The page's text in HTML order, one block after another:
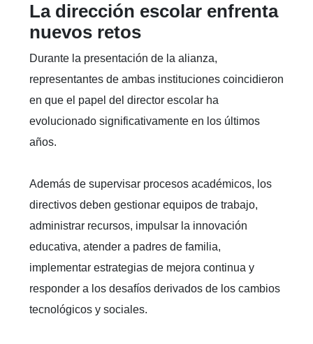
La dirección escolar enfrenta
nuevos retos
Durante la presentación de la alianza,
representantes de ambas instituciones coincidieron
en que el papel del director escolar ha
evolucionado significativamente en los últimos
años.
Además de supervisar procesos académicos, los
directivos deben gestionar equipos de trabajo,
administrar recursos, impulsar la innovación
educativa, atender a padres de familia,
implementar estrategias de mejora continua y
responder a los desafíos derivados de los cambios
tecnológicos y sociales.